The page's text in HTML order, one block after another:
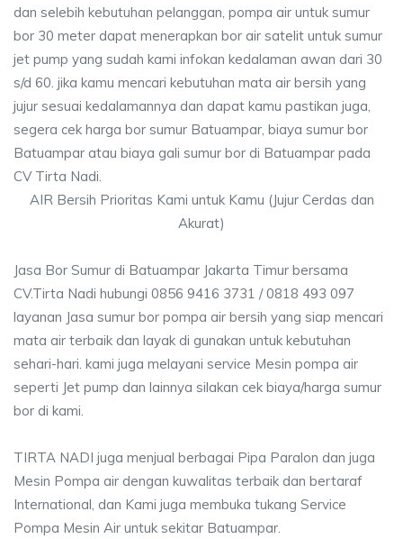
dan selebih kebutuhan pelanggan, pompa air untuk sumur
bor 30 meter dapat menerapkan bor air satelit untuk sumur
jet pump yang sudah kami infokan kedalaman awan dari 30
s/d 60. jika kamu mencari kebutuhan mata air bersih yang
jujur sesuai kedalamannya dan dapat kamu pastikan juga,
segera cek harga bor sumur Batuampar, biaya sumur bor
Batuampar atau biaya gali sumur bor di Batuampar pada
CV Tirta Nadi.
AIR Bersih Prioritas Kami untuk Kamu (Jujur Cerdas dan
Akurat)
Jasa Bor Sumur di Batuampar Jakarta Timur bersama
CV.Tirta Nadi hubungi 0856 9416 3731 / 0818 493 097
layanan Jasa sumur bor pompa air bersih yang siap mencari
mata air terbaik dan layak di gunakan untuk kebutuhan
sehari-hari. kami juga melayani service Mesin pompa air
seperti Jet pump dan lainnya silakan cek biaya/harga sumur
bor di kami.
TIRTA NADI juga menjual berbagai Pipa Paralon dan juga
Mesin Pompa air dengan kuwalitas terbaik dan bertaraf
International, dan Kami juga membuka tukang Service
Pompa Mesin Air untuk sekitar Batuampar.